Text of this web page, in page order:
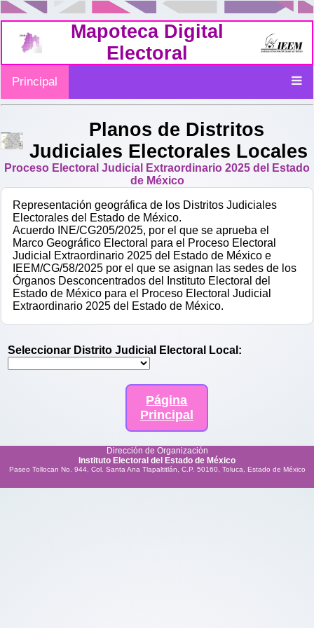
Mapoteca Digital
Electoral
Principal
Planos de Distritos
Judiciales Electorales Locales
Proceso Electoral Judicial Extraordinario 2025 del Estado
de México
Representación geográfica de los Distritos Judiciales
Electorales del Estado de México.
Acuerdo INE/CG205/2025, por el que se aprueba el
Marco Geográfico Electoral para el Proceso Electoral
Judicial Extraordinario 2025 del Estado de México e
IEEM/CG/58/2025 por el que se asignan las sedes de los
Órganos Desconcentrados del Instituto Electoral del
Estado de México para el Proceso Electoral Judicial
Extraordinario 2025 del Estado de México.
Seleccionar Distrito Judicial Electoral Local:
Página
Principal
Dirección de Organización
Instituto Electoral del Estado de México
Paseo Tollocan No. 944, Col. Santa Ana Tlapaltitlán, C.P. 50160, Toluca, Estado de México